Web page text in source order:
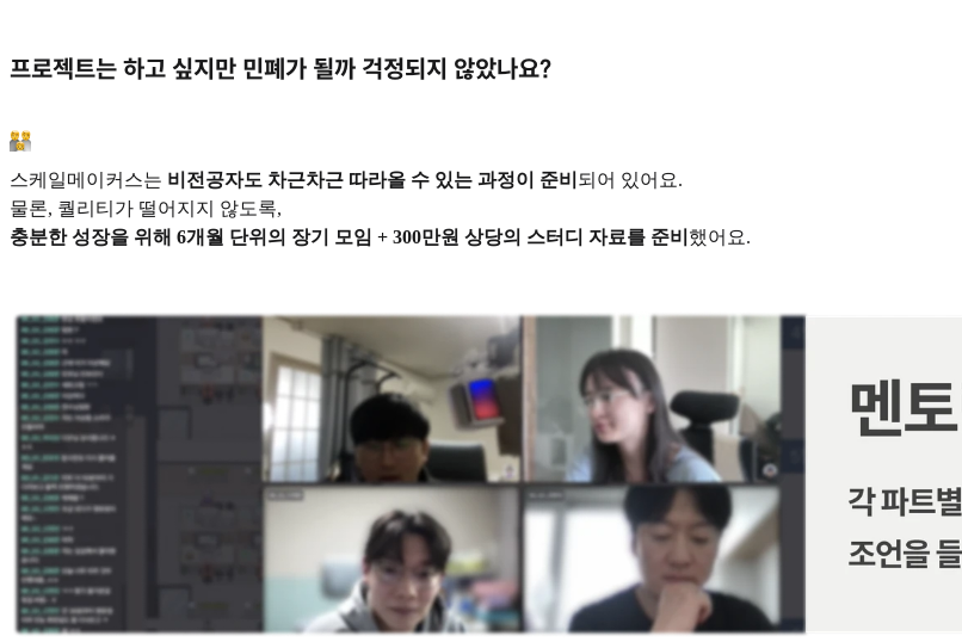
프로젝트는 하고 싶지만 민폐가 될까 걱정되지 않았나요?
스케일메이커스는 비전공자도 차근차근 따라올 수 있는 과정이 준비 되어 있어요.
물론, 퀄리티가 떨어지지 않도록,
충분한 성장을 위해 6개월 단위의 장기 모임 + 300만원 상당의 스터디 자료를 준비 했어요.